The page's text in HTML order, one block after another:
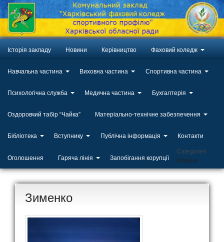
Історія закладу Новини Керівництво Фаховий коледж
Навчальна частина Виховна частина Спортивна частина
Психологічна служба Медична частина Бухгалтерія
Оздоровчий табір “Чайка” Матеріально-технічне забезпечення
Бібліотека Вступнику Публічна інформація Контакти
Оголошення Гаряча лінія Запобігання корупції
Categories
Новини
Зименко